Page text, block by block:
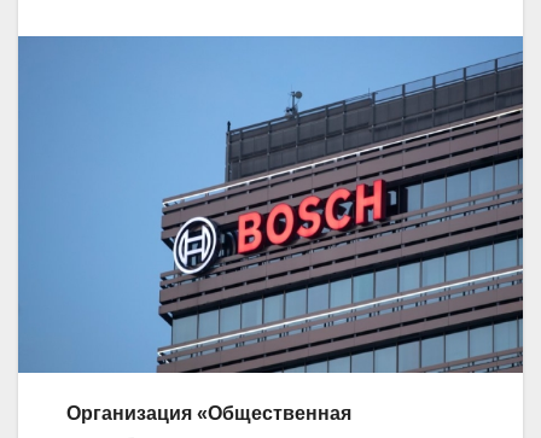
Организация «Общественная